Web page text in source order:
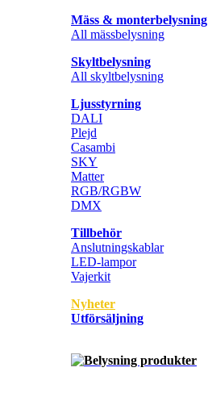
Mäss & monterbelysning
All mässbelysning
Skyltbelysning
All skyltbelysning
Ljusstyrning
DALI
Plejd
Casambi
SKY
Matter
RGB/RGBW
DMX
Tillbehör
Anslutningskablar
LED-lampor
Vajerkit
Nyheter
Utförsäljning